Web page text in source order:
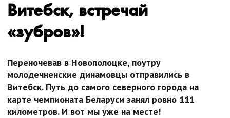
Витебск, встречай
«зубров»!
Переночевав в Новополоцке, поутру
молодечненские динамовцы отправились в
Витебск. Путь до самого северного города на
карте чемпионата Беларуси занял ровно 111
километров. И вот мы уже на месте!